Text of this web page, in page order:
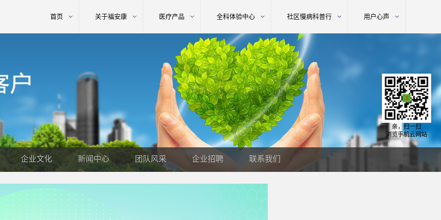
首页 关于福安康 医疗产品 全科体验中心 社区慢病科普行 用户心声
企业文化 新闻中心 团队风采 企业招聘 联系我们
亲，扫一扫
浏览手机云网站